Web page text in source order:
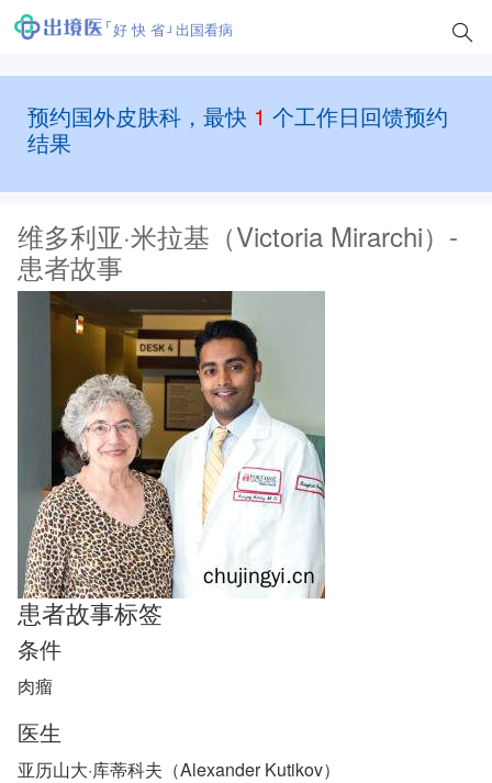
好 快 省 出国看病
预约国外皮肤科，最快 1 个工作日回馈预约
结果
维多利亚·米拉基（Victoria Mirarchi）-
患者故事
患者故事标签
条件
肉瘤
医生
亚历山大·库蒂科夫（Alexander Kutikov）